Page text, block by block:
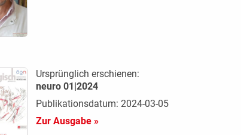
Ursprünglich erschienen:
neuro 01|2024
Publikationsdatum: 2024-03-05
Zur Ausgabe »